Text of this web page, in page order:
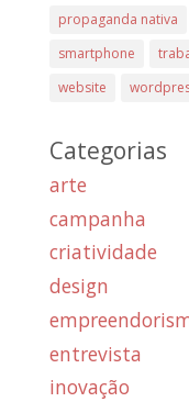
propaganda nativa
smartphone
website
Categorias
arte
campanha
criatividade
design
entrevista
inovação